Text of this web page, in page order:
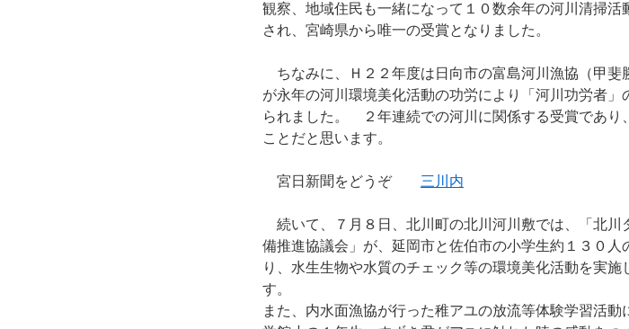
観察、地域住民も一緒になって１０数余年の河川清掃活
され、宮崎県から唯一の受賞となりました。
ちなみに、Ｈ２２年度は日向市の富島河川漁協（甲斐
が永年の河川環境美化活動の功労により「河川功労者」
られました。 ２年連続での河川に関係する受賞であり
ことだと思います。
宮日新聞をどうぞ 三川内
続いて、７月８日、北川町の北川河川敷では、「北川
備推進協議会」が、延岡市と佐伯市の小学生約１３０人
り、水生生物や水質のチェック等の環境美化活動を実施
す
また、内水面漁協が行った稚アユの放流等体験学習活動